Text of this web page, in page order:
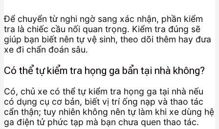
Để chuyển từ nghi ngờ sang xác nhận, phần kiểm
tra là chiếc cầu nối quan trọng. Kiểm tra đúng sẽ
giúp bạn biết nên tự vệ sinh, theo dõi thêm hay đưa
xe đi chẩn đoán sâu.
Có thể tự kiểm tra họng ga bẩn tại nhà không?
Có, chủ xe có thể tự kiểm tra họng ga tại nhà nếu
có dụng cụ cơ bản, biết vị trí ống nạp và thao tác
cẩn thận; tuy nhiên không nên tự làm khi xe dùng hệ
ga điện tử phức tạp mà bạn chưa quen thao tác.